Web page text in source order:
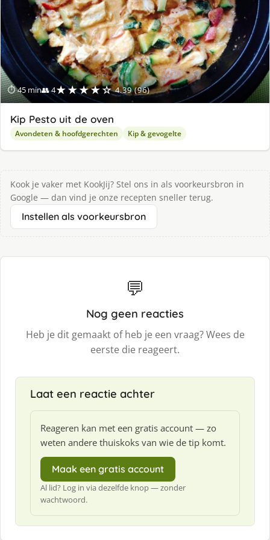
⏱ 45 min👥 4★★★★☆ 4.39 (96)
Kip Pesto uit de oven
Avondeten & hoofdgerechten Kip & gevogelte
Kook je vaker met KookJij? Stel ons in als voorkeursbron in
Google — dan vind je onze recepten sneller terug.
Instellen als voorkeursbron
💬
Nog geen reacties
Heb je dit gemaakt of heb je een vraag? Wees de
eerste die reageert.
Laat een reactie achter
Reageren kan met een gratis account — zo
weten andere thuiskoks van wie de tip komt.
Maak een gratis account
Al lid? Log in via dezelfde knop — zonder
wachtwoord.